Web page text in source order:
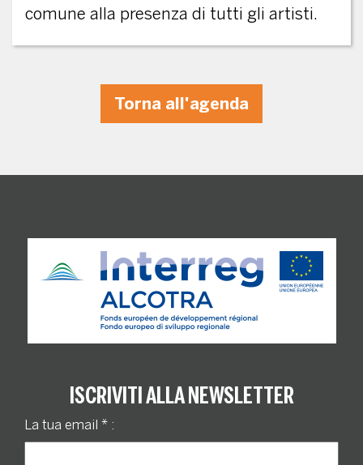
comune alla presenza di tutti gli artisti.
Torna all'agenda
ISCRIVITI ALLA NEWSLETTER
La tua email * :